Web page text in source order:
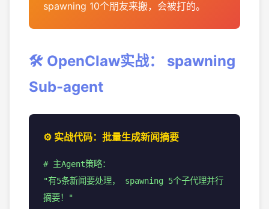
spawning 10个朋友来搬，会被打的。
🛠️ OpenClaw实战： spawning
Sub-agent
⚙️ 实战代码：批量生成新闻摘要
# 主Agent策略：
"有5条新闻要处理， spawning 5个子代理并行
摘要！"